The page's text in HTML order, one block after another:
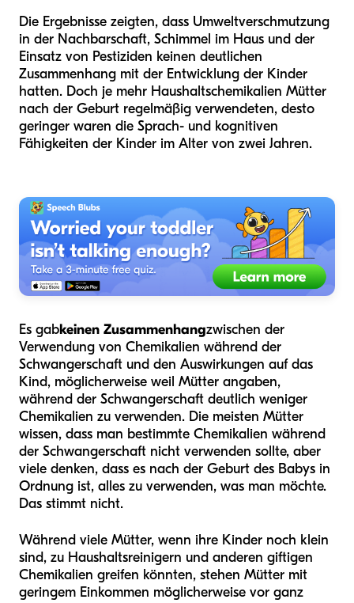
Die Ergebnisse zeigten, dass Umweltverschmutzung
in der Nachbarschaft, Schimmel im Haus und der
Einsatz von Pestiziden keinen deutlichen
Zusammenhang mit der Entwicklung der Kinder
hatten. Doch je mehr Haushaltschemikalien Mütter
nach der Geburt regelmäßig verwendeten, desto
geringer waren die Sprach- und kognitiven
Fähigkeiten der Kinder im Alter von zwei Jahren.
Es gabkeinen Zusammenhangzwischen der
Verwendung von Chemikalien während der
Schwangerschaft und den Auswirkungen auf das
Kind, möglicherweise weil Mütter angaben,
während der Schwangerschaft deutlich weniger
Chemikalien zu verwenden. Die meisten Mütter
wissen, dass man bestimmte Chemikalien während
der Schwangerschaft nicht verwenden sollte, aber
viele denken, dass es nach der Geburt des Babys in
Ordnung ist, alles zu verwenden, was man möchte.
Das stimmt nicht.
Während viele Mütter, wenn ihre Kinder noch klein
sind, zu Haushaltsreinigern und anderen giftigen
Chemikalien greifen könnten, stehen Mütter mit
geringem Einkommen möglicherweise vor ganz